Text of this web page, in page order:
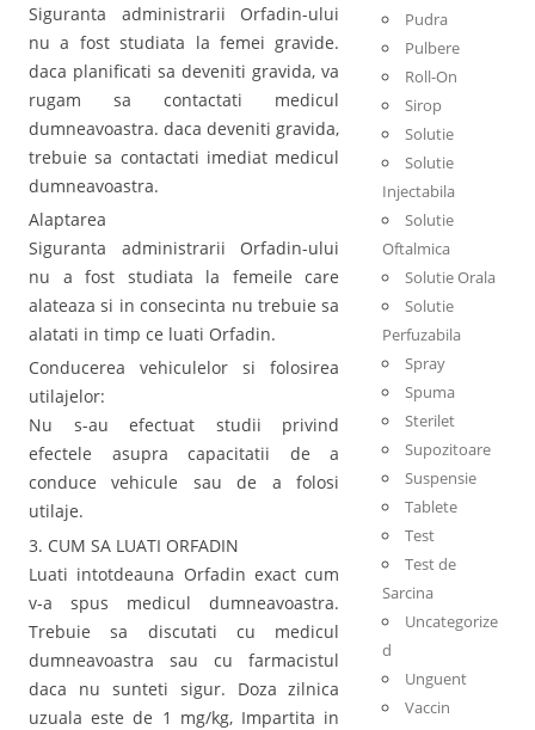
Siguranta administrarii Orfadin-ului
nu a fost studiata la femei gravide.
daca planificati sa deveniti gravida, va
rugam sa contactati medicul
dumneavoastra. daca deveniti gravida,
trebuie sa contactati imediat medicul
dumneavoastra.
Alaptarea
Siguranta administrarii Orfadin-ului
nu a fost studiata la femeile care
alateaza si in consecinta nu trebuie sa
alatati in timp ce luati Orfadin.
Conducerea vehiculelor si folosirea
utilajelor:
Nu s-au efectuat studii privind
efectele asupra capacitatii de a
conduce vehicule sau de a folosi
utilaje.
3. CUM SA LUATI ORFADIN
Luati intotdeauna Orfadin exact cum
v-a spus medicul dumneavoastra.
Trebuie sa discutati cu medicul
dumneavoastra sau cu farmacistul
daca nu sunteti sigur. Doza zilnica
uzuala este de 1 mg/kg, Impartita in
Pudra
Pulbere
Roll-On
Sirop
Solutie
Solutie
Injectabila
Solutie
Oftalmica
Solutie Orala
Solutie
Perfuzabila
Spray
Spuma
Sterilet
Supozitoare
Suspensie
Tablete
Test
Test de
Sarcina
Uncategorize
d
Unguent
Vaccin